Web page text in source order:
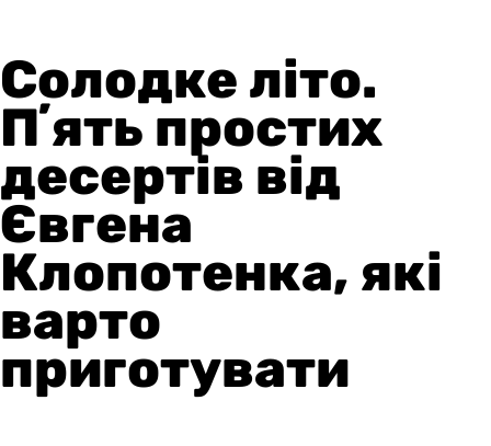
Солодке літо.
Пʼять простих
десертів від
Євгена
Клопотенка, які
варто
приготувати